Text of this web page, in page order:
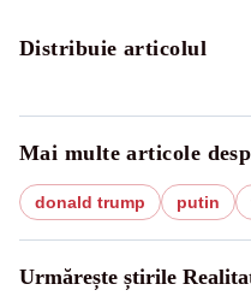
Distribuie articolul
Mai multe articole
donald trump putin
Urmărește știrile